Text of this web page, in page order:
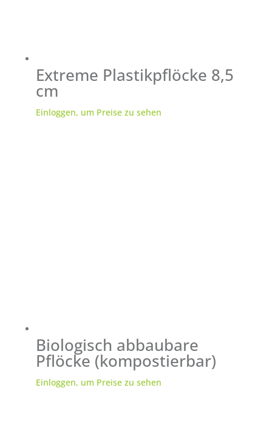
Extreme Plastikpflöcke 8,5
cm
Einloggen, um Preise zu sehen
Biologisch abbaubare
Pflöcke (kompostierbar)
Einloggen, um Preise zu sehen